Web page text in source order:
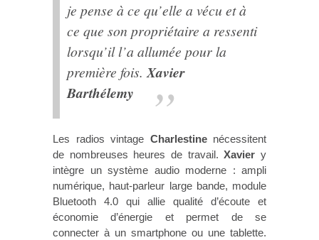
je pense à ce qu’elle a vécu et à
ce que son propriétaire a ressenti
lorsqu’il l’a allumée pour la
première fois.Xavier
Barthélemy
Les radios vintage Charlestinenécessitent
de nombreuses heures de travail.Xavier y
intègre un système audio moderne : ampli
numérique, haut-parleur large bande, module
Bluetooth 4.0 qui allie qualité d’écoute et
économie d’énergie et permet de se
connecter à un smartphone ou une tablette.